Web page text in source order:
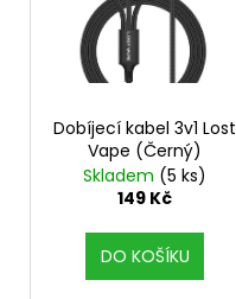
Dobíjecí kabel 3v1 Lost
Vape (Černý)
Skladem (5 ks)
149 Kč
DO KOŠÍKU